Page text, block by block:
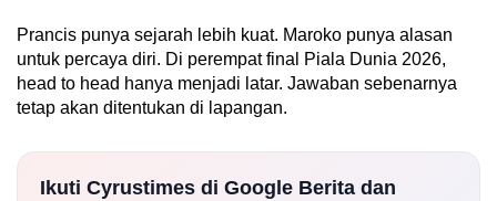
Prancis punya sejarah lebih kuat. Maroko punya alasan
untuk percaya diri. Di perempat final Piala Dunia 2026,
head to head hanya menjadi latar. Jawaban sebenarnya
tetap akan ditentukan di lapangan.
Ikuti Cyrustimes di Google Berita dan